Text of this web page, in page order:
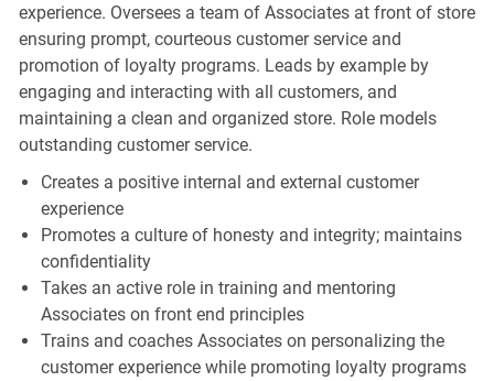
experience. Oversees a team of Associates at front of store
ensuring prompt, courteous customer service and
promotion of loyalty programs. Leads by example by
engaging and interacting with all customers, and
maintaining a clean and organized store. Role models
outstanding customer service.
Creates a positive internal and external customer
experience
Promotes a culture of honesty and integrity; maintains
confidentiality
Takes an active role in training and mentoring
Associates on front end principles
Trains and coaches Associates on personalizing the
customer experience while promoting loyalty programs